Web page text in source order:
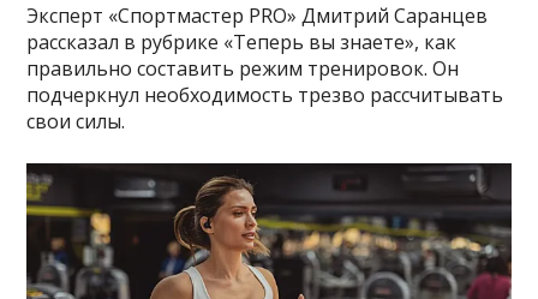
Эксперт «Спортмастер PRO» Дмитрий Саранцев
рассказал в рубрике «Теперь вы знаете», как
правильно составить режим тренировок. Он
подчеркнул необходимость трезво рассчитывать
свои силы.